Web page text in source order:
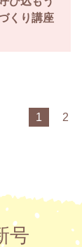
くり講座
1 2
号